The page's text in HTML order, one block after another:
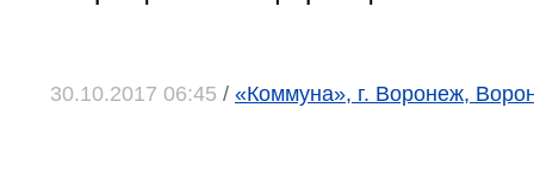
30.10.2017 06:45 / «Коммуна», г. Воронеж,